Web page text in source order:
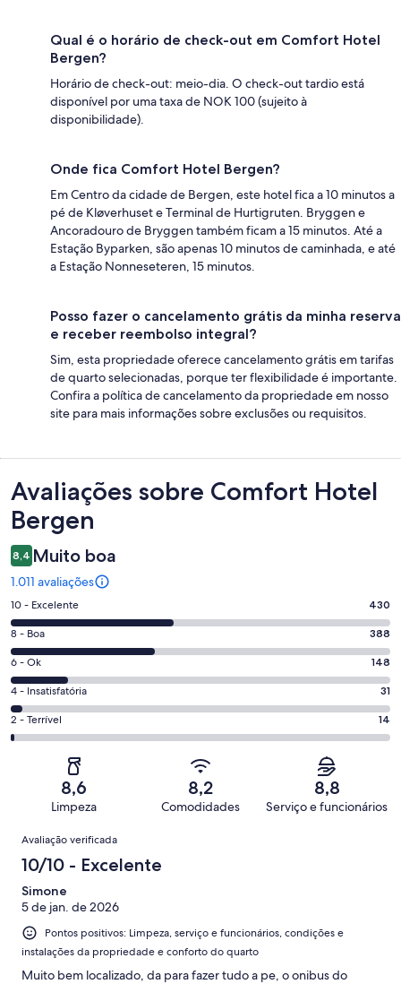
Qual é o horário de check-out em Comfort Hotel
Bergen?
Horário de check-out: meio-dia. O check-out tardio está
disponível por uma taxa de NOK 100 (sujeito à
disponibilidade).
Onde fica Comfort Hotel Bergen?
Em Centro da cidade de Bergen, este hotel fica a 10 minutos a
pé de Kløverhuset e Terminal de Hurtigruten. Bryggen e
Ancoradouro de Bryggen também ficam a 15 minutos. Até a
Estação Byparken, são apenas 10 minutos de caminhada, e até
a Estação Nonneseteren, 15 minutos.
Posso fazer o cancelamento grátis da minha reserva
e receber reembolso integral?
Sim, esta propriedade oferece cancelamento grátis em tarifas
de quarto selecionadas, porque ter flexibilidade é importante.
Confira a política de cancelamento da propriedade em nosso
site para mais informações sobre exclusões ou requisitos.
Avaliações
Avaliações sobre Comfort Hotel
Bergen
8,4 Muito boa
1.011 avaliações
Nota
10
-
Excelente.
430
de
1011
avaliações
10 - Excelente 430
Nota
8
-
Boa.
388
de
avaliações
8 - Boa 388
Nota
6
-
Ok.
148
avaliações
6 - Ok 148
Nota
4
-
4 - Insatisfatória 31
Nota
2
1011
avaliações
2 - Terrível 14
8,6
Limpeza
8,2
Comodidades
8,8
Serviço e funcionários
Avaliações
Avaliação verificada
10/10 - Excelente
Simone
5 de jan. de 2026
Pontos positivos: Limpeza, serviço e funcionários, condições e
instalações da propriedade e conforto do quarto
Muito bem localizado, da para fazer tudo a pe, o onibus do